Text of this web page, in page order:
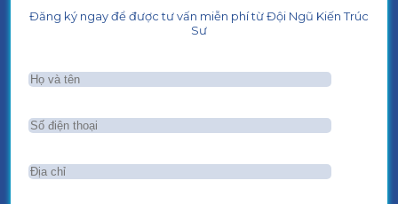
Đăng ký ngay để được tư vấn miễn phí từ Đội Ngũ Kiến Trúc
Sư